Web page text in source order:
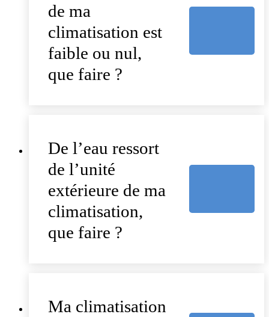
de ma
climatisation est
faible ou nul,
que faire ?
De l’eau ressort
de l’unité
extérieure de ma
climatisation,
que faire ?
Ma climatisation